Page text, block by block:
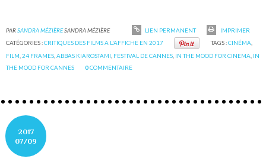
PARSANDRA MÉZIÈRESANDRA MÉZIÈRE LIEN PERMANENT
IMPRIMER
CATÉGORIES :CRITIQUES DES FILMS A L'AFFICHE EN 2017 TAGS :CINÉMA,
FILM,24 FRAMES,ABBAS KIAROSTAMI, FESTIVAL DE CANNES, IN THE MOOD FOR CINEMA, IN
THE MOOD FOR CANNES
0COMMENTAIRE
2017
07/09